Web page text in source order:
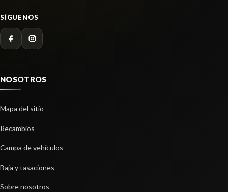
SÍGUENOS
NOSOTROS
Mapa del sitio
Recambios
Campa de vehículos
Baja y tasaciones
Sobre nosotros